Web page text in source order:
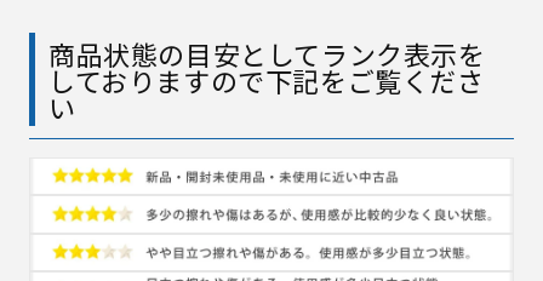
商品状態の目安としてランク表示を
しておりますので下記をご覧くださ
い